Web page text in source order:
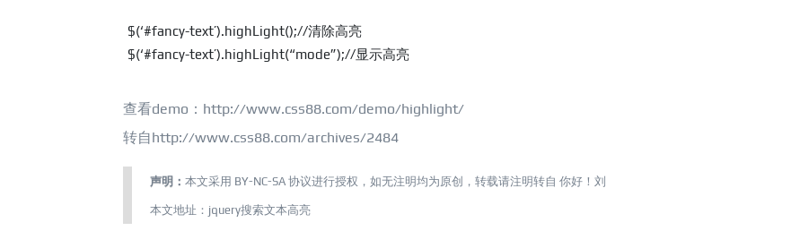
$(‘#fancy-text’).highLight();//清除高亮
查看demo：http://www.css88.com/demo/highlight/
转自http://www.css88.com/archives/2484
声明： 本文采用 BY-NC-SA 协议进行授权，如无注明均为原创，转载请注明转自 你好！刘
本文地址： jquery搜索文本高亮